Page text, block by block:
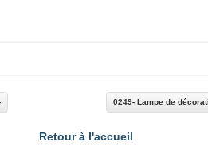
0249- Lampe de
Retour à l'accueil